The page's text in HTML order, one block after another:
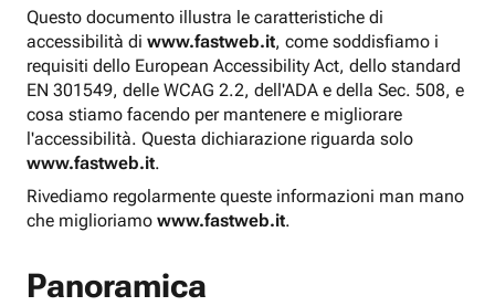
Questo documento illustra le caratteristiche di
accessibilità di www.fastweb.it, come soddisfiamo i
requisiti dello European Accessibility Act, dello standard
EN 301549, delle WCAG 2.2, dell'ADA e della Sec. 508, e
cosa stiamo facendo per mantenere e migliorare
l'accessibilità. Questa dichiarazione riguarda solo
www.fastweb.it.
Rivediamo regolarmente queste informazioni man mano
che miglioriamo www.fastweb.it.
Panoramica